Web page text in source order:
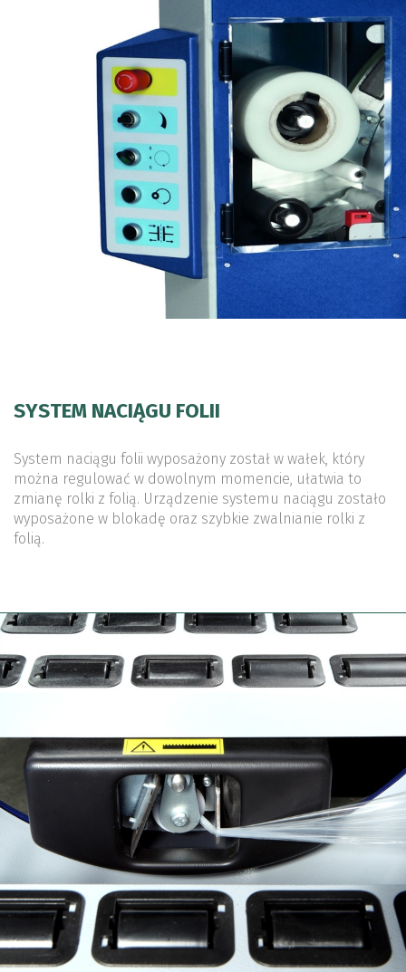
SYSTEM NACIĄGU FOLII
System naciągu folii wyposażony został w wałek, który
można regulować w dowolnym momencie, ułatwia to
zmianę rolki z folią. Urządzenie systemu naciągu zostało
wyposażone w blokadę oraz szybkie zwalnianie rolki z
folią.